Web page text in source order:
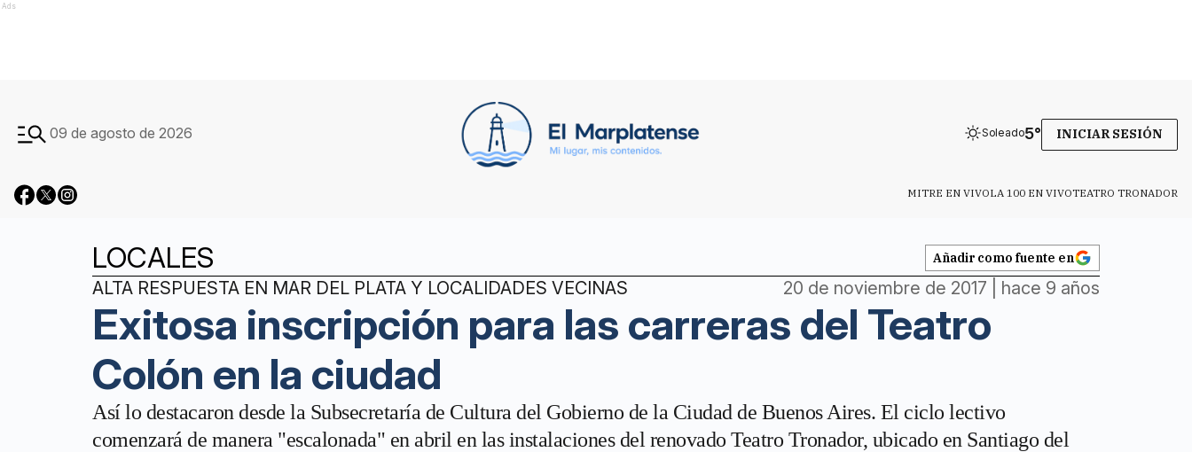
Ads
09 de agosto de 2026 Soleado5° INICIAR SESIÓN
MITRE EN VIVOLA 100 EN VIVOTEATRO TRONADOR
LOCALES Añadir como fuente en
ALTA RESPUESTA EN MAR DEL PLATA Y LOCALIDADES VECINAS 20 de noviembre de 2017 | hace 9 años
Exitosa inscripción para las carreras del Teatro
Colón en la ciudad
Así lo destacaron desde la Subsecretaría de Cultura del Gobierno de la Ciudad de Buenos Aires. El ciclo lectivo
comenzará de manera "escalonada" en abril en las instalaciones del renovado Teatro Tronador, ubicado en Santiago del